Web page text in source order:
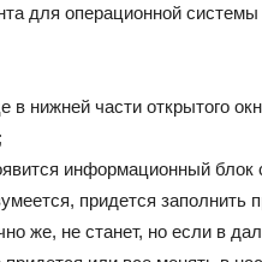
для операционной
в нижней части открытого
информационный
придется
же, не станет, но если в